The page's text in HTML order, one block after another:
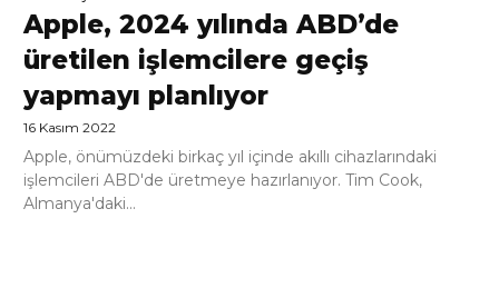
Apple, 2024 yılında ABD’de
üretilen işlemcilere geçiş
yapmayı planlıyor
16 Kasım 2022
Apple, önümüzdeki birkaç yıl içinde akıllı cihazlarındaki
işlemcileri ABD'de üretmeye hazırlanıyor. Tim Cook,
Almanya'daki...